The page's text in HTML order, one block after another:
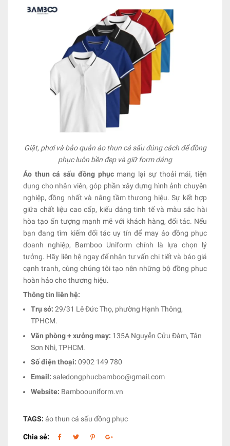
Giặt, phơi và bảo quản áo thun cá sấu đúng cách để đồng
phục luôn bền đẹp và giữ form dáng
Áo thun cá sấu đồng phụcmang lại sự thoải mái, tiện
dụng cho nhân viên, góp phần xây dựng hình ảnh chuyên
nghiệp, đồng nhất và nâng tầm thương hiệu. Sự kết hợp
giữa chất liệu cao cấp, kiểu dáng tinh tế và màu sắc hài
hòa tạo ấn tượng mạnh mẽ với khách hàng, đối tác. Nếu
bạn đang tìm kiếm đối tác uy tín để may áo đồng phục
doanh nghiệp, Bamboo Uniform chính là lựa chọn lý
tưởng. Hãy liên hệ ngay để nhận tư vấn chi tiết và báo giá
cạnh tranh, cùng chúng tôi tạo nên những bộ đồng phục
hoàn hảo cho thương hiệu.
Thông tin liên hệ:
Trụ sở: 29/31 Lê Đức Thọ, phường Hạnh Thông,
TPHCM.
Văn phòng + xưởng may: 135A Nguyễn Cửu Đàm, Tân
Sơn Nhì, TPHCM.
Số điện thoại: 0902 149 780
Email: saledongphucbamboo@gmail.com
Website: Bamboouniform.vn
TAGS: áo thun cá sấu đồng phục
Chia sẻ: